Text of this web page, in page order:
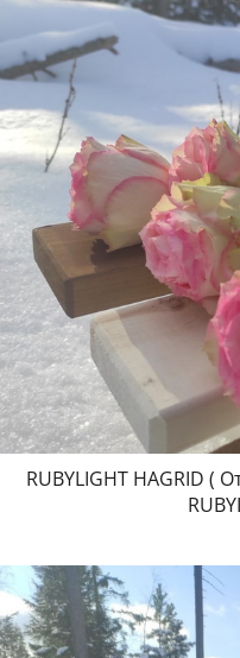
RUBYLIGHT HAGRID (